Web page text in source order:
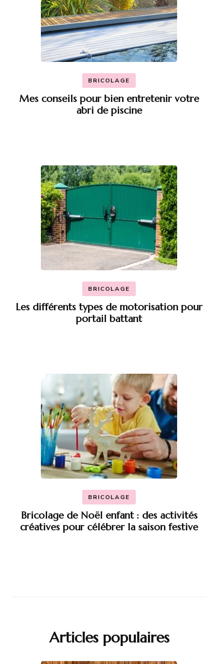
BRICOLAGE
Mes conseils pour bien entretenir votre
abri de piscine
BRICOLAGE
Les différents types de motorisation pour
portail battant
BRICOLAGE
Bricolage de Noël enfant : des activités
créatives pour célébrer la saison festive
Articles populaires